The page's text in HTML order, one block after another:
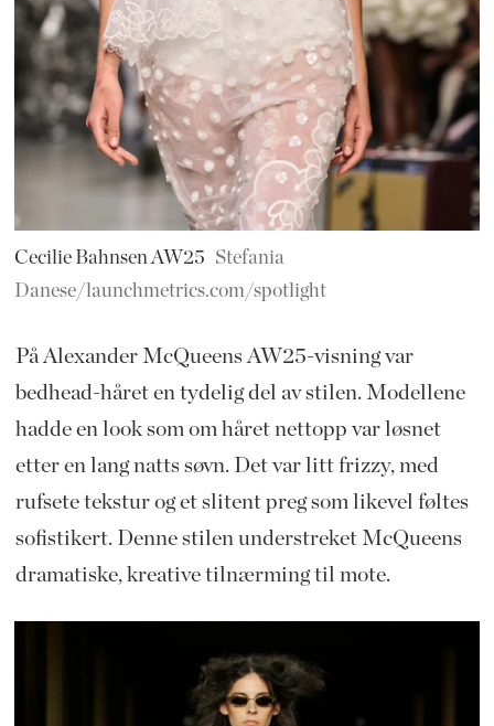
Cecilie Bahnsen AW25
Stefania
Danese/launchmetrics.com/spotlight
På Alexander McQueens AW25-visning var
bedhead-håret en tydelig del av stilen. Modellene
hadde en look som om håret nettopp var løsnet
etter en lang natts søvn. Det var litt frizzy, med
rufsete tekstur og et slitent preg som likevel føltes
sofistikert. Denne stilen understreket McQueens
dramatiske, kreative tilnærming til mote.